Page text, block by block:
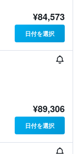
¥84,573
日付を選択
¥89,306
日付を選択